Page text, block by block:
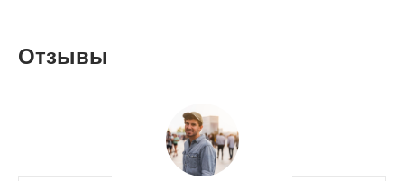
Отзывы